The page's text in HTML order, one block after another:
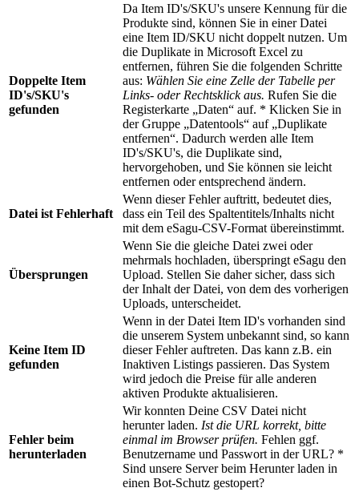
Doppelte Item
ID's/SKU's
gefunden
Da Item ID's/SKU's unsere Kennung für die
Produkte sind, können Sie in einer Datei
eine Item ID/SKU nicht doppelt nutzen. Um
die Duplikate in Microsoft Excel zu
entfernen, führen Sie die folgenden Schritte
aus: Wählen Sie eine Zelle der Tabelle per
Links- oder Rechtsklick aus. Rufen Sie die
Registerkarte „Daten“ auf. * Klicken Sie in
der Gruppe „Datentools“ auf „Duplikate
entfernen“. Dadurch werden alle Item
ID's/SKU's, die Duplikate sind,
hervorgehoben, und Sie können sie leicht
entfernen oder entsprechend ändern.
Datei ist Fehlerhaft
Wenn dieser Fehler auftritt, bedeutet dies,
dass ein Teil des Spaltentitels/Inhalts nicht
mit dem eSagu-CSV-Format übereinstimmt.
Übersprungen
Wenn Sie die gleiche Datei zwei oder
mehrmals hochladen, überspringt eSagu den
Upload. Stellen Sie daher sicher, dass sich
der Inhalt der Datei, von dem des vorherigen
Uploads, unterscheidet.
Keine Item ID
gefunden
Wenn in der Datei Item ID's vorhanden sind
die unserem System unbekannt sind, so kann
dieser Fehler auftreten. Das kann z.B. ein
Inaktiven Listings passieren. Das System
wird jedoch die Preise für alle anderen
aktiven Produkte aktualisieren.
Fehler beim
herunterladen
Wir konnten Deine CSV Datei nicht
herunter laden. Ist die URL korrekt, bitte
einmal im Browser prüfen. Fehlen ggf.
Benutzername und Passwort in der URL? *
Sind unsere Server beim Herunter laden in
einen Bot-Schutz gestopert?